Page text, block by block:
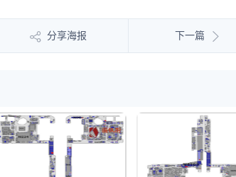
分享海报 下一篇